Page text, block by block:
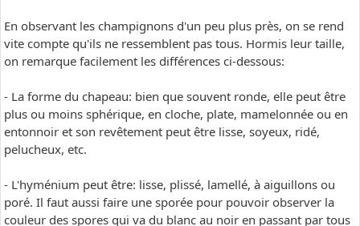
En observant les champignons d'un peu plus près, on se rend
vite compte qu'ils ne ressemblent pas tous. Hormis leur taille,
on remarque facilement les différences ci-dessous:
- La forme du chapeau: bien que souvent ronde, elle peut être
plus ou moins sphérique, en cloche, plate, mamelonnée ou en
entonnoir et son revêtement peut être lisse, soyeux, ridé,
pelucheux, etc.
- L'hyménium peut être: lisse, plissé, lamellé, à aiguillons ou
poré. Il faut aussi faire une sporée pour pouvoir observer la
couleur des spores qui va du blanc au noir en passant par tous